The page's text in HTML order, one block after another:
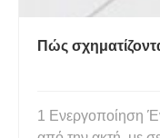
Πώς
1 Ενεργοποίηση Ένα τσουνάμι ξεκινά πολύ μακριά